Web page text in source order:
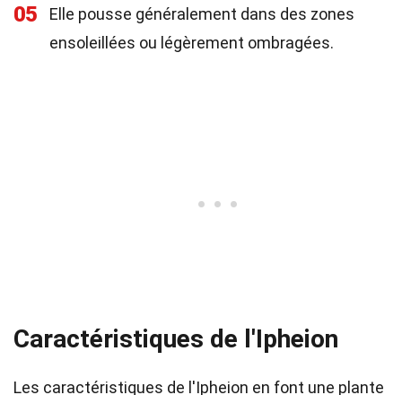
05
Elle pousse généralement dans des zones
ensoleillées ou légèrement ombragées.
Caractéristiques de l'Ipheion
Les caractéristiques de l'Ipheion en font une plante